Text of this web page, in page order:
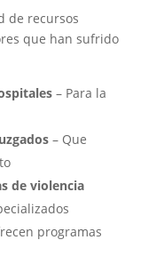
de recursos
que han sufrido
– Para la
– Que
de violencia
programas